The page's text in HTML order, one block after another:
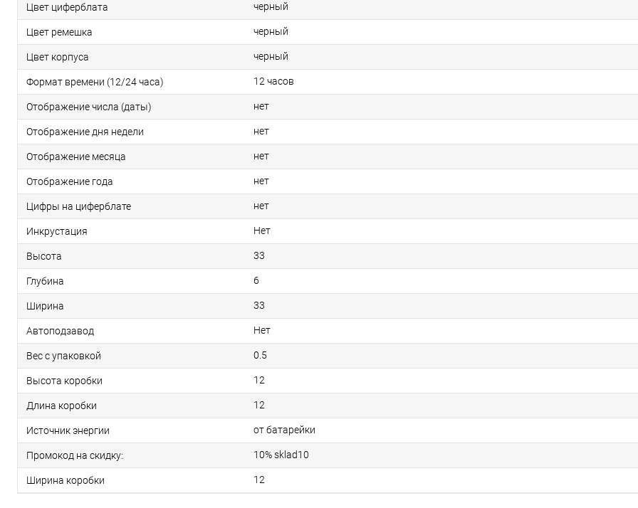
Цвет циферблата черный
Цвет ремешка черный
Цвет корпуса черный
Формат времени (12/24 часа) 12 часов
Отображение числа (даты) нет
Отображение дня недели нет
Отображение месяца нет
Отображение года нет
Цифры на циферблате нет
Инкрустация Нет
Высота 33
Глубина 6
Ширина 33
Автоподзавод Нет
Вес с упаковкой 0.5
Высота коробки 12
Длина коробки 12
Источник энергии от батарейки
Промокод на скидку: 10% sklad10
Ширина коробки 12